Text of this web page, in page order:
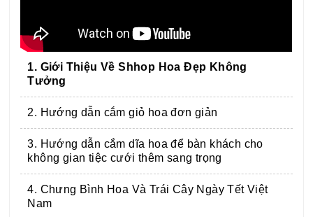
1. Giới Thiệu Về Shhop Hoa Đẹp Không
Tưởng
2. Hướng dẫn cắm giỏ hoa đơn giản
3. Hướng dẫn cắm dĩa hoa để bàn khách cho
không gian tiệc cưới thêm sang trọng
4. Chưng Bình Hoa Và Trái Cây Ngày Tết Việt
Nam